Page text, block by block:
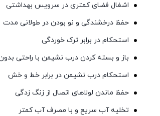
اشغال فضای کمتری در سرویس بهداشتی
حفظ درخشندگی و نو بودن در طولانی مدت
استحکام در برابر ترک خوردگی
باز و بسته کردن درب نشیمن با راحتی
استحکام درب نشیمن در برابر خط و خش
حفظ ماندن لولاهای اتصال از زنگ زدگی
تخلیه آب سریع و با مصرف آب کمتر